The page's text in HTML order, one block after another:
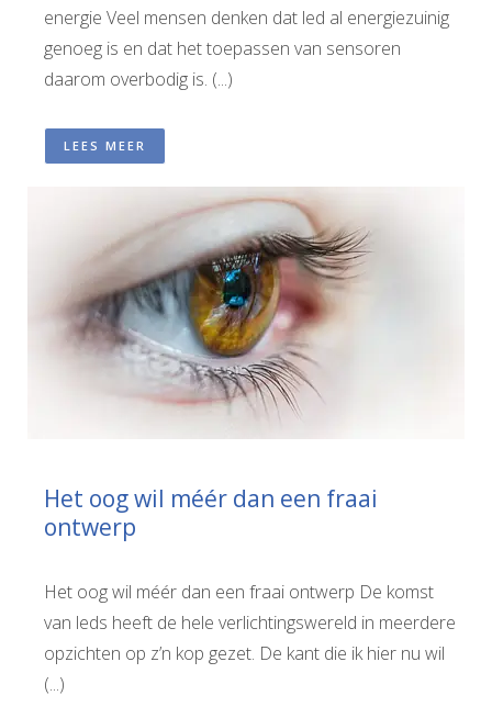
energie Veel mensen denken dat led al energiezuinig
genoeg is en dat het toepassen van sensoren
daarom overbodig is. (...)
LEES MEER
Het oog wil méér dan een fraai
ontwerp
Het oog wil méér dan een fraai ontwerp De komst
van leds heeft de hele verlichtingswereld in meerdere
opzichten op z’n kop gezet. De kant die ik hier nu wil
(...)